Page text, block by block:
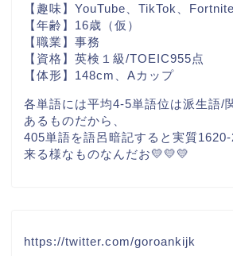
【趣味】YouTube、TikTok、Fortnite
【年齢】16歳（仮）
【職業】事務
【資格】英検１級/TOEIC955点
【体形】148cm、Aカップ
各単語には平均4-5単語位は派生語/
あるものだから、
405単語を語呂暗記すると実質
来る様なものなんだお💛💛💛
https://twitter.com/goroankijk